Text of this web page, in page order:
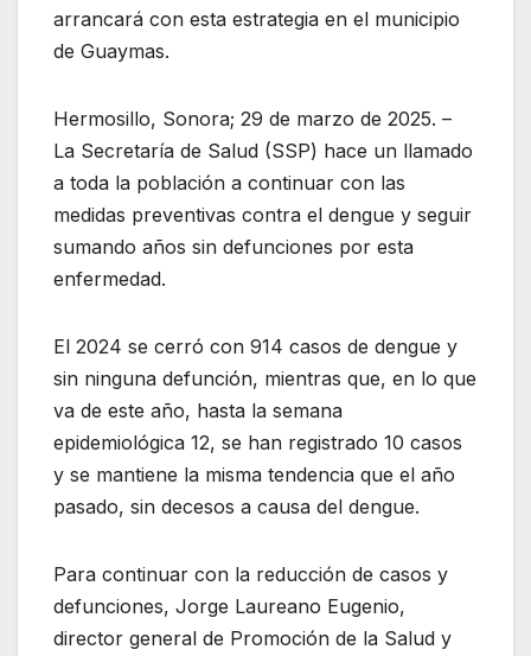
arrancará con esta estrategia en el municipio
de Guaymas.
Hermosillo, Sonora; 29 de marzo de 2025. –
La Secretaría de Salud (SSP) hace un llamado
a toda la población a continuar con las
medidas preventivas contra el dengue y seguir
sumando años sin defunciones por esta
enfermedad.
El 2024 se cerró con 914 casos de dengue y
sin ninguna defunción, mientras que, en lo que
va de este año, hasta la semana
epidemiológica 12, se han registrado 10 casos
y se mantiene la misma tendencia que el año
pasado, sin decesos a causa del dengue.
Para continuar con la reducción de casos y
defunciones, Jorge Laureano Eugenio,
director general de Promoción de la Salud y